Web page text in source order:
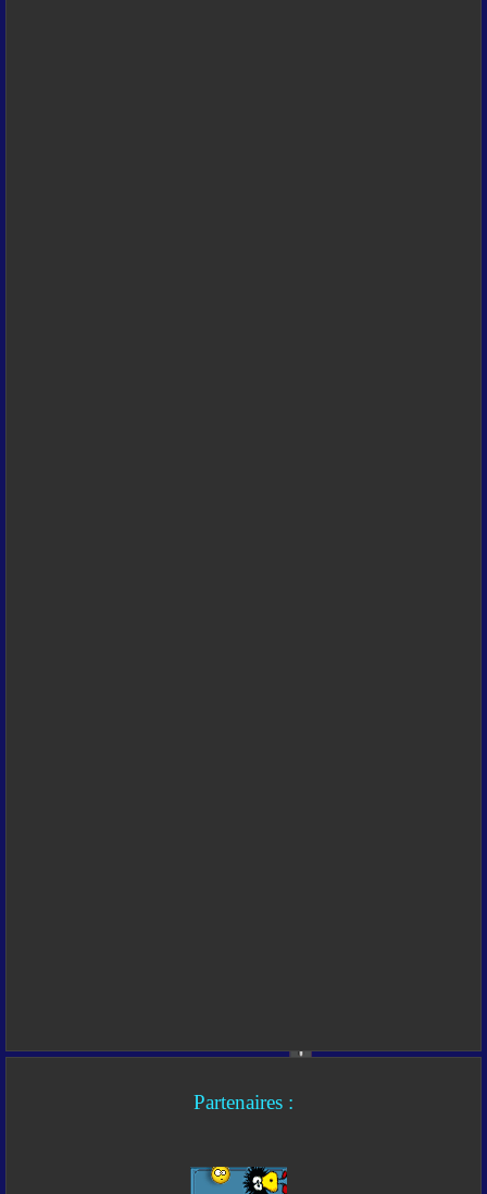
Partenaires :